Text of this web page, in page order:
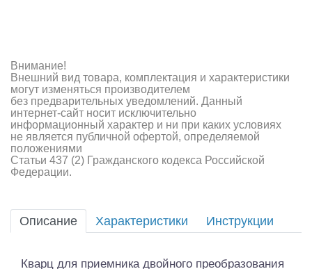
Аппаратура и электроника
Аккумуляторы и батарейки
Зарядные устройства и блоки питания
Двигатели
Инструмент,измерительные приборы,расходники
Внимание!
Внешний вид товара, комплектация и характеристики
могут изменяться производителем
без предварительных уведомлений. Данный
интернет-сайт носит исключительно
информационный характер и ни при каких условиях
не является публичной офертой, определяемой
положениями
Статьи 437 (2) Гражданского кодекса Российской
Федерации.
Описание Характеристики Инструкции
Кварц для приемника двойного преобразования